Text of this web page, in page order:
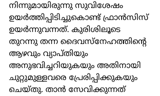
നിന്നുമായിരുന്നു സുവിശേഷം
ഉയര്‍ത്തിപ്പിടിച്ചുകൊണ്ട് ഫ്രാന്‍സിസ്
ഉയര്‍ന്നുവന്നത്. കുരിശിലൂടെ
തുറന്നു തന്ന ദൈവസ്നേഹത്തിന്‍റെ
ആഴവും വ്യാപ്തിയും
അനുഭവിച്ചറിയുകയും അതിനായി
ചുറ്റുമുള്ളവരെ പ്രേരിപ്പിക്കുകയും
ചെയ്തു. താന്‍ സേവിക്കുന്നത്